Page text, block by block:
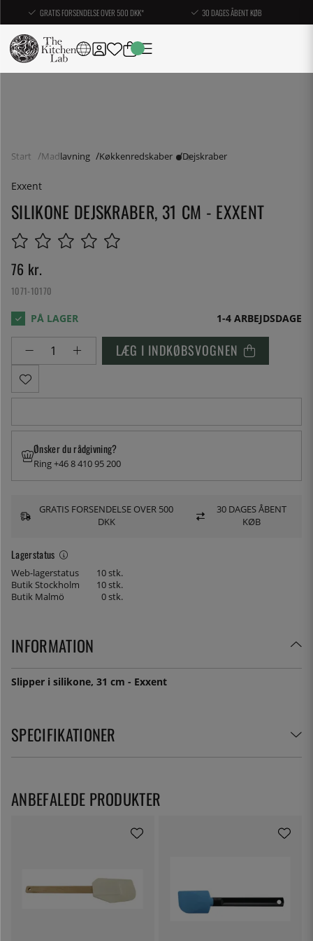
GRATIS FORSENDELSE OVER 500 DKK* 30 DAGES ÅBENT KØB
Start Madlavning Køkkenredskaber Dejskraber
Exxent
SILIKONE DEJSKRABER, 31 CM - EXXENT
76 kr.
1071-10170
1-4 ARBEJDSDAGE
LÆG I INDKØBSVOGNEN
Lagerstatus
Web-lagerstatus
10 stk.
Butik Stockholm
10 stk.
Butik Malmö
0 stk.
Ønsker du rådgivning?
Ring +46 8 410 95 200
GRATIS FORSENDELSE OVER 500
DKK
30 DAGES ÅBENT
KØB
INFORMATION
Slipper i silikone, 31 cm - Exxent
SPECIFIKATIONER
ANBEFALEDE PRODUKTER